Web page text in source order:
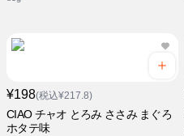
¥198(税込¥217.8)
CIAO チャオ とろみ ささみ まぐろ
ホタテ味